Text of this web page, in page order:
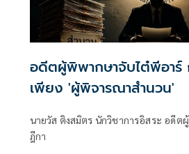
อดีตผู้พิพากษาจับไต๋พีอาร์
เพียง 'ผู้พิจารณาสำนวน'
นายวัส ติงสมิตร นักวิชาการอิสระ อดีต
ฎีกา